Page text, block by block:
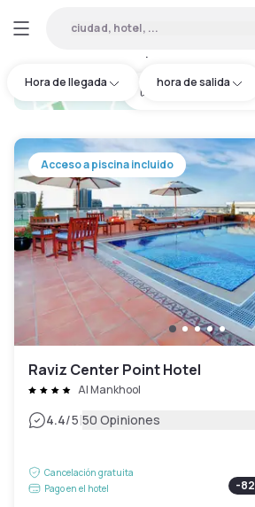
ciudad, hotel, ...
Hora de llegada hora de salida
hotel.cta.view_map
Acceso a piscina incluido
Raviz Center Point Hotel
Al Mankhool
4.4/5|50 Opiniones
Cancelación gratuita
Pago en el hotel
-82